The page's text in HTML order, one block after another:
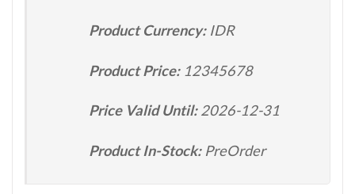
Product Currency: IDR
Product Price: 12345678
Price Valid Until:2026-12-31
Product In-Stock: PreOrder